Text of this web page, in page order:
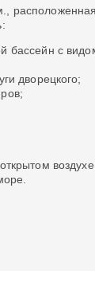
бассейн с
дворецкого;